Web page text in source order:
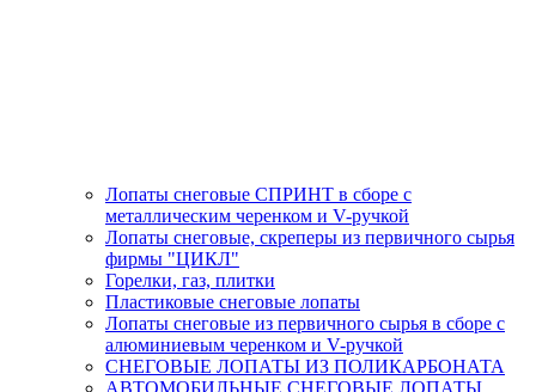
Лопаты снеговые СПРИНТ в сборе с
металлическим черенком и V-ручкой
Лопаты снеговые, скреперы из первичного сырья
фирмы "ЦИКЛ"
Горелки, газ, плитки
Пластиковые снеговые лопаты
Лопаты снеговые из первичного сырья в сборе с
алюминиевым черенком и V-ручкой
СНЕГОВЫЕ ЛОПАТЫ ИЗ ПОЛИКАРБОНАТА
АВТОМОБИЛЬНЫЕ СНЕГОВЫЕ ЛОПАТЫ